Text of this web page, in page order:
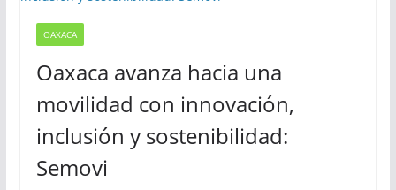
OAXACA
Oaxaca avanza hacia una
movilidad con innovación,
inclusión y sostenibilidad:
Semovi